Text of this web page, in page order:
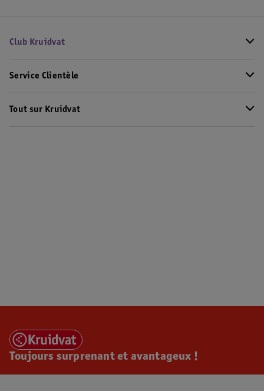
Club Kruidvat
Service Clientèle
Tout sur Kruidvat
Toujours surprenant et avantageux !